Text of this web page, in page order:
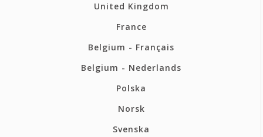
United Kingdom
France
Belgium - Français
Belgium - Nederlands
Polska
Norsk
Svenska